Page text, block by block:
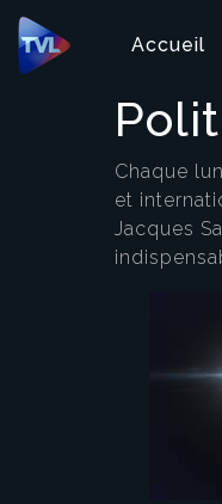
Panneau de gestion
Accueil
Chaque
et
Jacques